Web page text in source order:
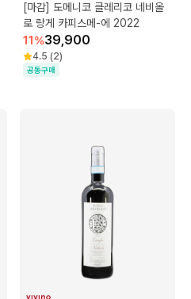
[마감] 도메니코 클레리코 네비올
로 랑게 카피스메-에 2022
11 %39,900
4.5 (2)
공동구매